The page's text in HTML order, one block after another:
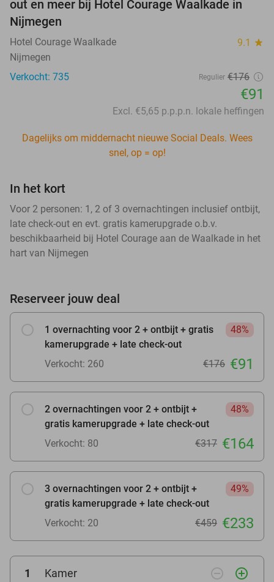
out en meer bij Hotel Courage Waalkade in
Nijmegen
Hotel Courage Waalkade 9.1 star
Nijmegen
Verkocht: 735
Regulier €176
€91
Excl. €5,65 p.p.p.n. lokale heffingen
Dagelijks om middernacht nieuwe Social Deals. Wees
snel, op = op!
In het kort
Voor 2 personen: 1, 2 of 3 overnachtingen inclusief ontbijt,
late check-out en evt. gratis kamerupgrade o.b.v.
beschikbaarheid bij Hotel Courage aan de Waalkade in het
hart van Nijmegen
Reserveer jouw deal
1 overnachting voor 2 + ontbijt + gratis
kamerupgrade + late check-out
48%
Verkocht: 260 €176 €91
2 overnachtingen voor 2 + ontbijt +
gratis kamerupgrade + late check-out
48%
Verkocht: 80 €317 €164
3 overnachtingen voor 2 + ontbijt +
gratis kamerupgrade + late check-out
49%
Verkocht: 20 €459 €233
1 Kamer remove_circle_outline add_circle_outline